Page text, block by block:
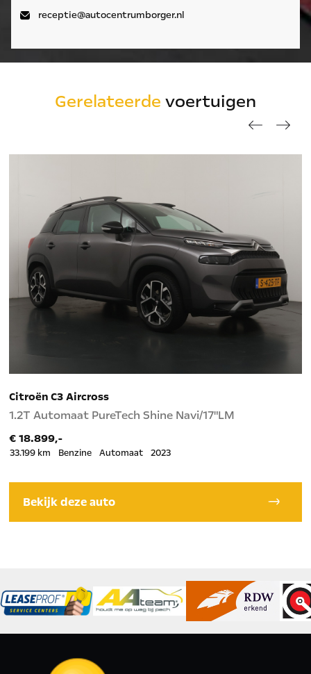
receptie@autocentrumborger.nl
Gerelateerde voertuigen
Citroën C3 Aircross
1.2T Automaat PureTech Shine Navi/17"LM
€ 18.899,-
33.199 km Benzine Automaat 2023
Bekijk deze auto